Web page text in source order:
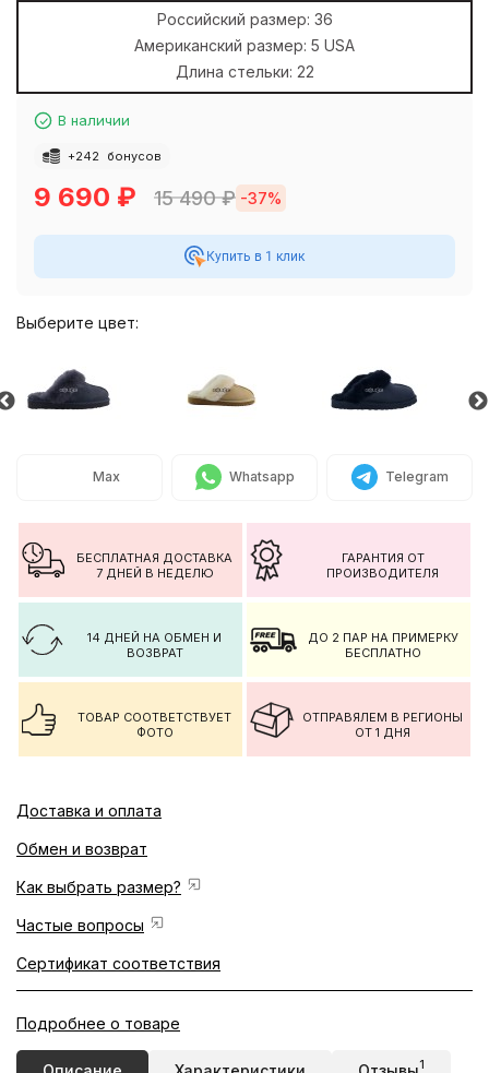
Российский размер: 36
Американский размер: 5 USA
Длина стельки: 22
В наличии
+242 бонусов
9 690 ₽ 15 490₽ -37%
Купить в 1 клик
Выберите цвет:
Max Whatsapp Telegram
БЕСПЛАТНАЯ ДОСТАВКА
7 ДНЕЙ В НЕДЕЛЮ
ГАРАНТИЯ ОТ
ПРОИЗВОДИТЕЛЯ
14 ДНЕЙ НА ОБМЕН И
ВОЗВРАТ
ДО 2 ПАР НА ПРИМЕРКУ
БЕСПЛАТНО
ТОВАР СООТВЕТСТВУЕТ
ФОТО
ОТПРАВЯЛЕМ В РЕГИОНЫ
ОТ 1 ДНЯ
Доставка и оплата
Обмен и возврат
Как выбрать размер?
Частые вопросы
Сертификат соответствия
Подробнее о товаре
1